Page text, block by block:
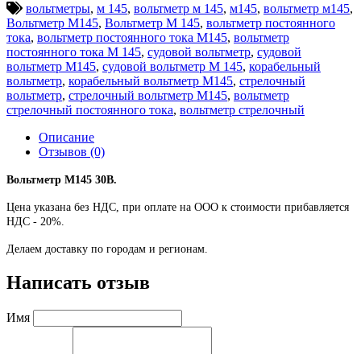
вольтметры, м 145, вольтметр м 145, м145, вольтметр м145,
Вольтметр М145, Вольтметр М 145, вольтметр постоянного
тока, вольтметр постоянного тока М145, вольтметр
постоянного тока М 145, судовой вольтметр, судовой
вольтметр М145, судовой вольтметр М 145, корабельный
вольтметр, корабельный вольтметр М145, стрелочный
вольтметр, стрелочный вольтметр М145, вольтметр
стрелочный постоянного тока, вольтметр стрелочный
Описание
Отзывов (0)
Вольтметр М145 30В.
Цена указана без НДС, при оплате на ООО к стоимости прибавляется
НДС - 20%.
Делаем доставку по городам и регионам.
Написать отзыв
Имя